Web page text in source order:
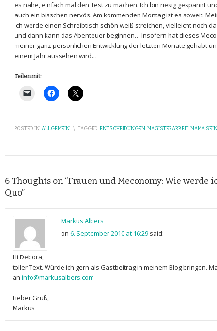
es nahe, einfach mal den Test zu machen. Ich bin riesig gespannt
auch ein bisschen nervös. Am kommenden Montag ist es soweit:
ich werde einen Schreibtisch schön weiß streichen, vielleicht noch
und dann kann das Abenteuer beginnen… Insofern hat dieses
meiner ganz persönlichen Entwicklung der letzten Monate gehabt
einem Jahr aussehen wird…
Teilen mit:
POSTED IN:ALLGEMEIN \ TAGGED:ENTSCHEIDUNGEN,MAGISTERARBEIT,MAMA SEIN
6 Thoughts on “Frauen und Meconomy: Wie werde
Quo”
Markus Albers
on 6. September 2010 at 16:29 said:
Hi Debora,
toller Text. Würde ich gern als Gastbeitrag in meinem Blog bringen.
an info@markusalbers.com
Lieber Gruß,
Markus